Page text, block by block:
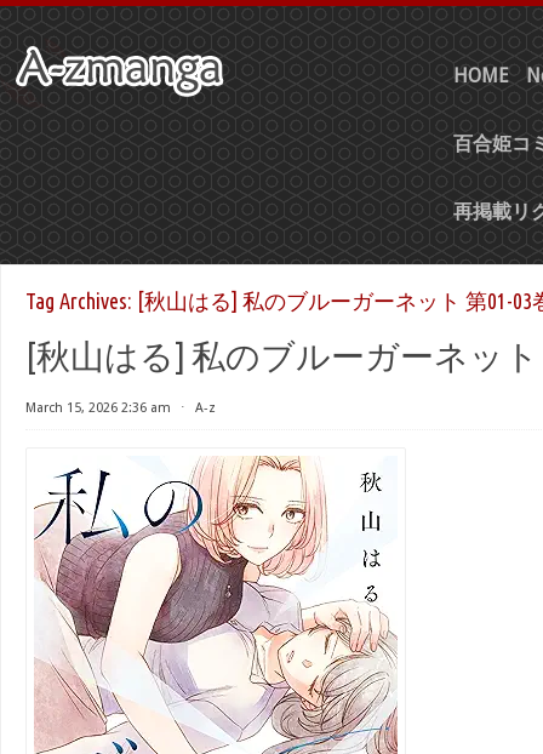
HOME
百合姫コ
再掲載リ
Tag Archives: [秋山はる] 私のブルーガーネット 第01-03
[秋山はる] 私のブルーガーネット
March 15, 2026 2:36 am ⋅ A-z